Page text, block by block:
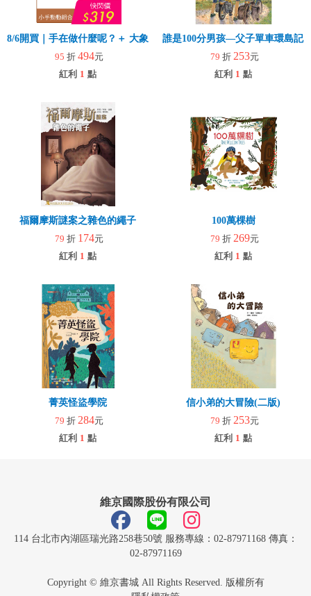
8/6開買｜手在做什麼呢？＋ 大象拉拉樂(玩具)
95 折 494元
紅利 1 點
誰是100分男孩—父子單車環島記
79 折 253元
紅利 1 點
福爾摩斯謎案之雜色的繩子
79 折 174元
紅利 1 點
100萬棵樹
79 折 269元
紅利 1 點
菁英怪盜學院
79 折 284元
紅利 1 點
信小弟的大冒險(二版)
79 折 253元
紅利 1 點
維京國際股份有限公司
114 台北市內湖區瑞光路258巷50號 服務專線：02-87971168 傳真：
02-87971169
Copyright © 維京書城 All Rights Reserved. 版權所有